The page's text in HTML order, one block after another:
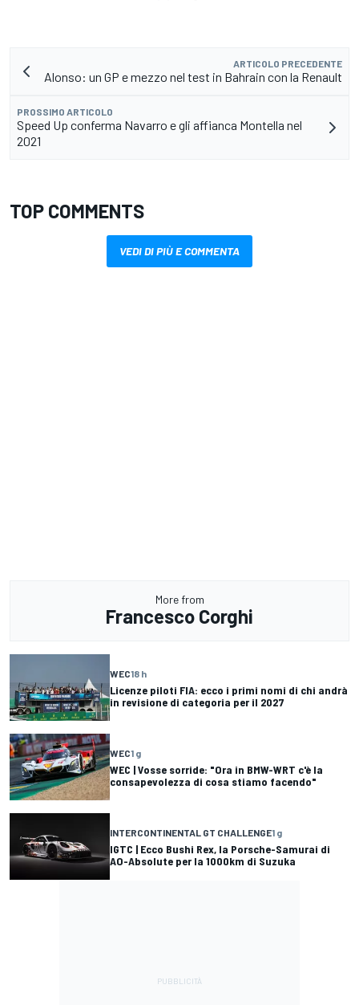
ARTICOLO PRECEDENTE
Alonso: un GP e mezzo nel test in Bahrain con la Renault
PROSSIMO ARTICOLO
Speed Up conferma Navarro e gli affianca Montella nel
2021
TOP COMMENTS
VEDI DI PIÙ E COMMENTA
More from
Francesco Corghi
WEC18 h
Licenze piloti FIA: ecco i primi nomi di chi andrà
in revisione di categoria per il 2027
WEC1 g
WEC | Vosse sorride: "Ora in BMW-WRT c'è la
consapevolezza di cosa stiamo facendo"
INTERCONTINENTAL GT CHALLENGE1 g
IGTC | Ecco Bushi Rex, la Porsche-Samurai di
AO-Absolute per la 1000km di Suzuka